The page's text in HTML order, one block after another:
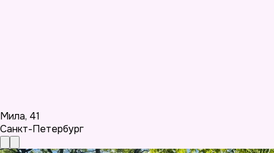
Мила, 41
Санкт-Петербург